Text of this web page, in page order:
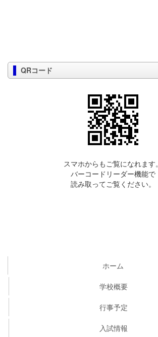
QRコード
スマホからもご覧になれます。
バーコードリーダー機能で
読み取ってご覧ください。
ホーム
学校概要
行事予定
入試情報